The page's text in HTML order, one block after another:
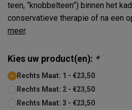
teen, “knobbelteen”) binnen het
conservatieve therapie of na een
meer.
Kies uw product(en): *
Rechts Maat: 1 - €23,50
Rechts Maat: 2 - €23,50
Rechts Maat: 3 - €23,50